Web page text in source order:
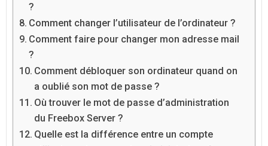
?
Comment changer l’utilisateur de l’ordinateur ?
Comment faire pour changer mon adresse mail
?
Comment débloquer son ordinateur quand on
a oublié son mot de passe ?
Où trouver le mot de passe d’administration
du Freebox Server ?
Quelle est la différence entre un compte